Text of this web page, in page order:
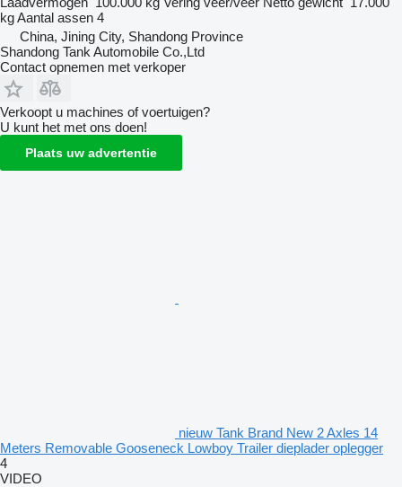
kgAantal assen 4
China, Jining City, Shandong Province
Shandong Tank Automobile Co.,Ltd
Contact opnemen met verkoper
Verkoopt u machines of voertuigen?
U kunt het met ons doen!
Plaats uw advertentie
nieuw Tank Brand New 2 Axles 14
Meters Removable Gooseneck Lowboy Trailer dieplader oplegger
4
VIDEO